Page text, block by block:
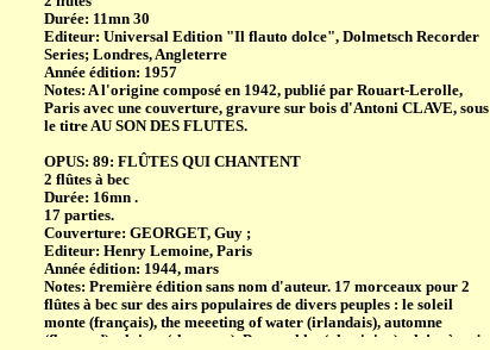
Durée: 11mn 30
Editeur: Universal Edition "Il flauto dolce", Dolmetsch Recorder
Series; Londres, Angleterre
Année édition: 1957
Notes: A l'origine composé en 1942, publié par Rouart-Lerolle,
Paris avec une couverture, gravure sur bois d'Antoni CLAVE, sous
le titre AU SON DES FLUTES.
OPUS: 89: FLÛTES QUI CHANTENT
2 flûtes à bec
Durée: 16mn .
17 parties.
Couverture: GEORGET, Guy ;
Editeur: Henry Lemoine, Paris
Année édition: 1944, mars
Notes: Première édition sans nom d'auteur. 17 morceaux pour 2
flûtes à bec sur des airs populaires de divers peuples : le soleil
monte (français), the meeeting of water (irlandais), automne
(flamand), plainte (slovaque), Petrouchka (ukrainien), oh ! mère, je